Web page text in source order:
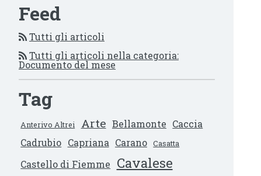
Feed
Tutti gli articoli
Tutti gli articoli nella categoria:
Documento del mese
Tag
Anterivo Altrei Arte Bellamonte Caccia
Cadrubio Capriana Carano Casatta
Castello di Fiemme
Cavalese